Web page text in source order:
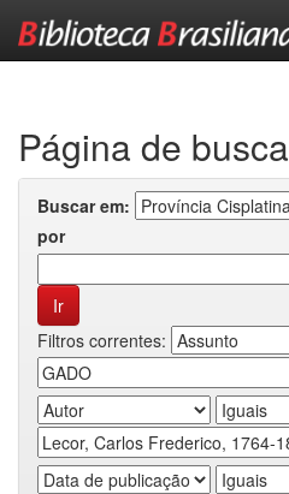
Página de busca
Buscar em:
por
Filtros correntes: